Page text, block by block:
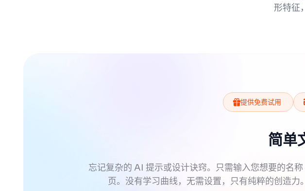
形特征
提供免费试用
简单
忘记复杂的 AI 提示或设计诀窍。只需输入您想要的名
页。没有学习曲线，无需设置，只有纯粹的创造力